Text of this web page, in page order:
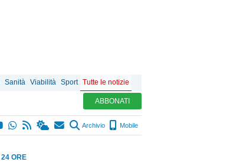
Sanità Viabilità Sport Tutte le notizie
ABBONATI
Archivio Mobile
ORE